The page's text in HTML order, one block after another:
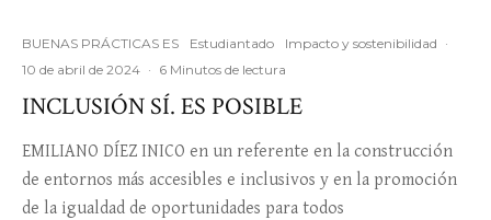
BUENAS PRÁCTICAS ES Estudiantado Impacto y sostenibilidad ·
10 de abril de 2024 · 6 Minutos de lectura
INCLUSIÓN SÍ. ES POSIBLE
EMILIANO DÍEZ INICO en un referente en la construcción
de entornos más accesibles e inclusivos y en la promoción
de la igualdad de oportunidades para todos